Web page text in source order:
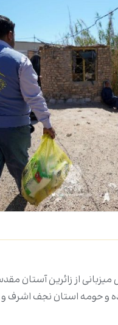
و حومه استان نجف اشرف و